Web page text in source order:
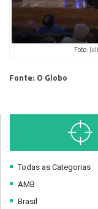
Foto:
Fonte: O Globo
Todas as Categorias
AMB
Brasil